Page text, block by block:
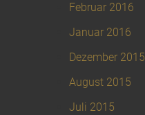
Februar 2016
Januar 2016
Dezember 2015
August 2015
Juli 2015